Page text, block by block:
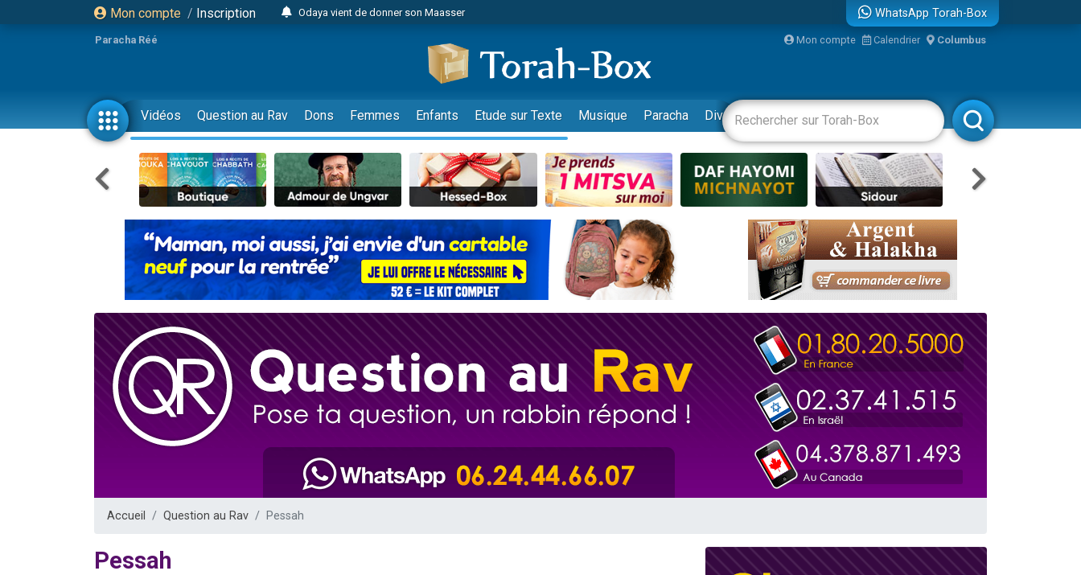
Mon compte / Inscription
Odaya vient de donner son Maasser
3 personnes viennent de faire un don pour Diane, 80 ans, dans un appartement insalubre
2 personnes viennent de nous rejoindre sur WhatsApp
13 personnes viennent de demander une bénédiction
12 nouvelles musiques dans Torah-Box Music
30 personnes viennent de faire un don pour Sauvez la jambe de Yohan
Il reste 49 places pour étudier en groupe sur Zoom
3 personnes viennent de nous rejoindre sur WhatsApp
2 personnes viennent de nous rejoindre sur WhatsApp
3 personnes viennent de nous rejoindre sur WhatsApp
2 nouvelles musiques dans Torah-Box Music
8 personnes viennent de faire un don pour Tsédaka : pauvres d'Israel
Nouvelle émission radio : Visions de grandeur n°104 : Le Chabbath et le Birkat Hamazone à travers le temps
61 personnes viennent de demander une bénédiction
Ariel vient de donner son Maasser
Nathaniel vient de donner son Maasser
6 personnes viennent de faire un don pour 5 enfants déjà orphelins risquent de perdre leur maman
3 personnes viennent de nous rejoindre sur WhatsApp
WhatsApp Torah-Box
Paracha Réé Mon compte Calendrier Columbus
Vidéos Question au Rav Dons Femmes Enfants Etude sur Texte Musique Paracha Divertissements Livres Rabbanim
Accueil Question au Rav Pessah
Pessah